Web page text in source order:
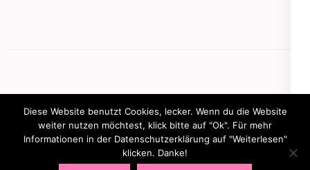
mamasbusiness.de
Diese Website benutzt Cookies, lecker. Wenn du die Website
weiter nutzen möchtest, klick bitte auf "Ok". Für mehr
Informationen in der Datenschutzerklärung auf "Weiterlesen"
klicken. Danke!